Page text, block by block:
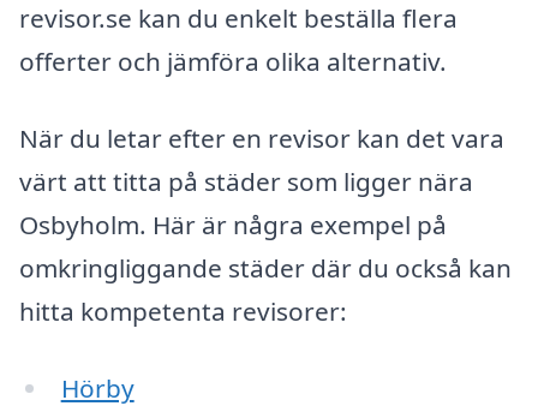
revisor.se kan du enkelt beställa flera
offerter och jämföra olika alternativ.
När du letar efter en revisor kan det vara
värt att titta på städer som ligger nära
Osbyholm. Här är några exempel på
omkringliggande städer där du också kan
hitta kompetenta revisorer:
Hörby